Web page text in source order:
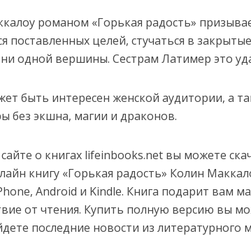
романом «Горькая радость»
поставленных целей, стучаться в
одной вершины. Сестрам Латимер это
быть интересен женской аудитории, а
без экшна, магии и драконов.
о книгах lifeinbooks.net вы можете
книгу «Горькая радость» Колин
Android и Kindle. Книга подарит вам
от чтения. Купить полную версию вы
последние новости из